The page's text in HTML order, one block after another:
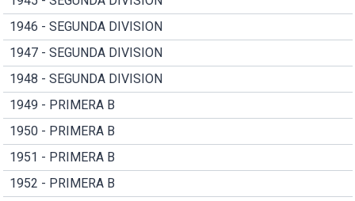
1946 - SEGUNDA DIVISION
1947 - SEGUNDA DIVISION
1948 - SEGUNDA DIVISION
1949 - PRIMERA B
1950 - PRIMERA B
1951 - PRIMERA B
1952 - PRIMERA B